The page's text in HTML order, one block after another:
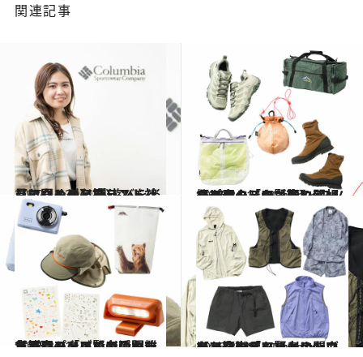
関連記事
2022.11.30
【アウトドアブランド社員に聞く！】 外遊びを楽しむための必携リスト 〈コロンビア篇〉
ライフスタイル 2026.3.31
【アウトドア賢者に聞いた、春の「いいもの」バッグ＆シューズ篇】アークテリクスやキーン×スノーピークほか、頼れる相棒27品
コミック ＆ エッセイ
2026.3.31
【アウトドア賢者に聞いた、春の「いいもの」雑貨篇】パタゴニアのキャップやモンベルの隠れた名品。フェスでも活躍する18品
ライフスタイル 2026.3.31
【アウトドア賢者に聞いた、春の「いいもの」ウェア篇】ザ・ノース・フェイスやメレル、ナンガほか、街でもまといたいタフな14品
コミック ＆ エッセイ